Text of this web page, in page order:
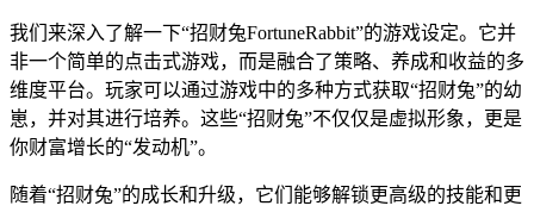
我们来深入了解一下“招财兔FortuneRabbit”的游戏设定。它并
非一个简单的点击式游戏，而是融合了策略、养成和收益的多
维度平台。玩家可以通过游戏中的多种方式获取“招财兔”的幼
崽，并对其进行培养。这些“招财兔”不仅仅是虚拟形象，更是
你财富增长的“发动机”。
随着“招财兔”的成长和升级，它们能够解锁更高级的技能和更